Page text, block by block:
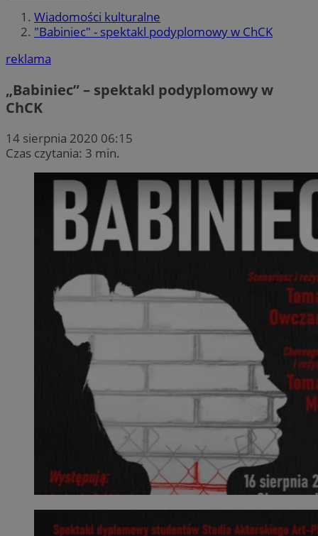
Wiadomości kulturalne
"Babiniec" - spektakl podyplomowy w ChCK
reklama
„Babiniec” – spektakl podyplomowy w
ChCK
14 sierpnia 2020 06:15
Czas czytania: 3 min.